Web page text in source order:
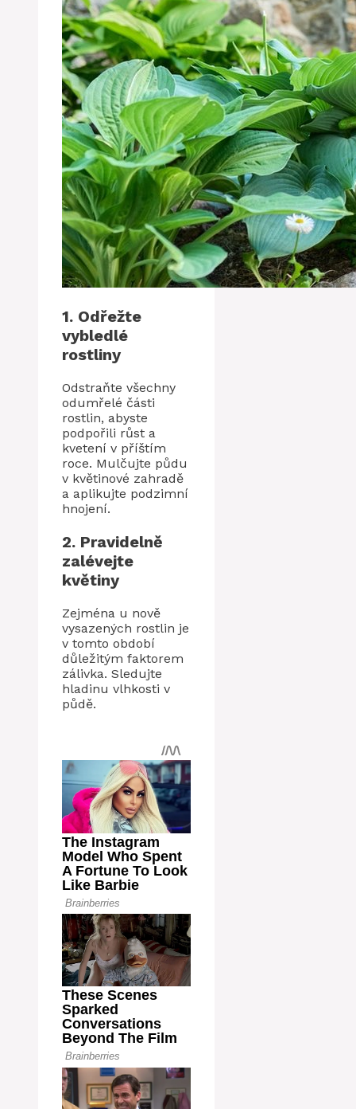
1. Odřežte
vybledlé
rostliny
Odstraňte všechny
odumřelé části
rostlin, abyste
podpořili růst a
kvetení v příštím
roce. Mulčujte půdu
v ​​květinové zahradě
a aplikujte podzimní
hnojení.
2. Pravidelně
zalévejte
květiny
Zejména u nově
vysazených rostlin je
v tomto období
důležitým faktorem
zálivka. Sledujte
hladinu vlhkosti v
půdě.